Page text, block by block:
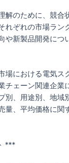
解のために、競合
れぞれの市場ラン
や新製品開発につ
場における電気ス
チェーン関連企業
別、用途別、地域
量、平均価格に関
***